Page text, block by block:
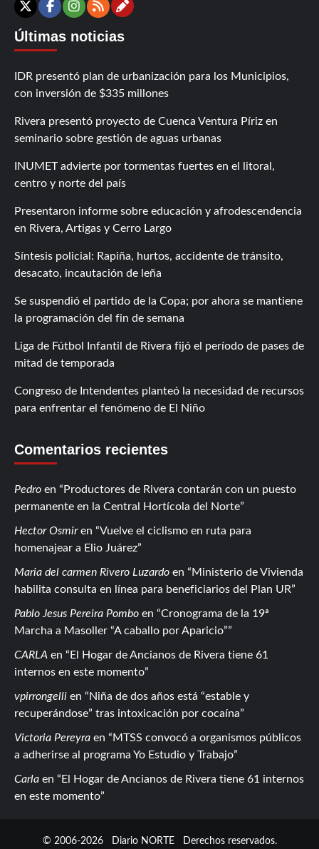
X Facebook
Instagram
RSSContáctanos
Últimas noticias
IDR presentó plan de urbanización para los Municipios,
con inversión de $335 millones
Rivera presentó proyecto de Cuenca Ventura Píriz en
seminario sobre gestión de aguas urbanas
INUMET advierte por tormentas fuertes en el litoral,
centro y norte del país
Presentaron informe sobre educación y afrodescendencia
en Rivera, Artigas y Cerro Largo
Síntesis policial: Rapiña, hurtos, accidente de tránsito,
desacato, incautación de leña
Se suspendió el partido de la Copa; por ahora se mantiene
la programación del fin de semana
Liga de Fútbol Infantil de Rivera fijó el período de pases de
mitad de temporada
Congreso de Intendentes planteó la necesidad de recursos
para enfrentar el fenómeno de El Niño
Comentarios recientes
Pedro en
Productores de Rivera contarán con un puesto
permanente en la Central Hortícola del Norte
Hector Osmiren
Vuelve el ciclismo en ruta para
homenajear a Elio Juárez
Maria del carmen Rivero Luzardo en
Ministerio de Vivienda
habilita consulta en línea para beneficiarios del Plan UR
Pablo Jesus Pereira Pombo en
Cronograma de la 19ª
Marcha a Masoller “A caballo por Aparicio”
CARLA en
El Hogar de Ancianos de Rivera tiene 61
internos en este momento
vpirrongelli en
Niña de dos años está “estable y
recuperándose” tras intoxicación por cocaína
Victoria Pereyra en
MTSS convocó a organismos públicos
a adherirse al programa Yo Estudio y Trabajo
Carla en
El Hogar de Ancianos de Rivera tiene 61 internos
en este momento
© 2006-2026 Diario NORTE Derechos reservados.